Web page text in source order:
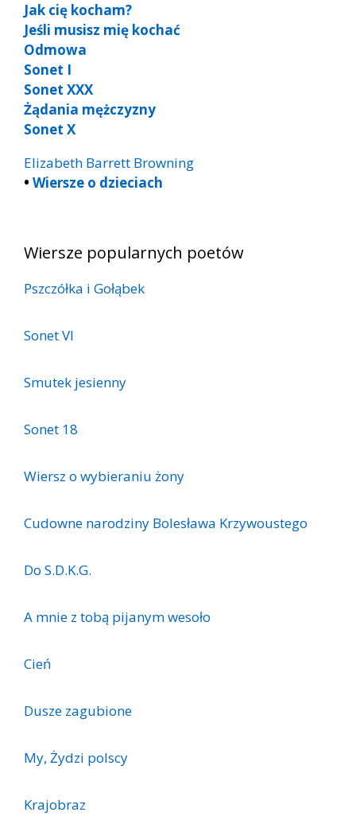
Jak cię kocham?
Jeśli musisz mię kochać
Odmowa
Sonet I
Sonet XXX
Żądania mężczyzny
Sonet X
Elizabeth Barrett Browning
• Wiersze o dzieciach
Wiersze popularnych poetów
Pszczółka i Gołąbek
Sonet VI
Smutek jesienny
Sonet 18
Wiersz o wybieraniu żony
Cudowne narodziny Bolesława Krzywoustego
Do S.D.K.G.
A mnie z tobą pijanym wesoło
Cień
Dusze zagubione
My, Żydzi polscy
Krajobraz